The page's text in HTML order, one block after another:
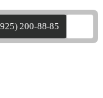
200-88-85